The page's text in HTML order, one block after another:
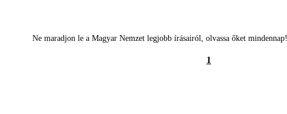
Ne maradjon le a Magyar Nemzet legjobb írásairól, olvassa őket mindennap!
1